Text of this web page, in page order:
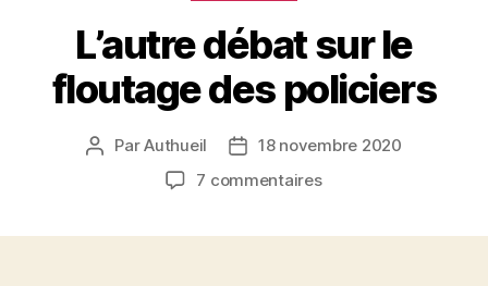
L’autre débat sur le
floutage des policiers
Auteur
ParAuthueil
Date18 novembre 2020
7 commentairessur